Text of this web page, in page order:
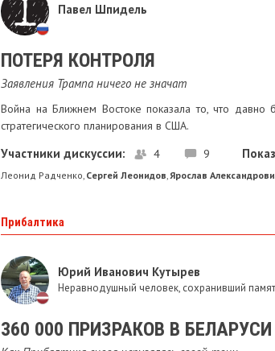
Павел Шпидель
​ПОТЕРЯ КОНТРОЛЯ
Заявления Трампа ничего не значат
Война на Ближнем Востоке показала то, что давно
стратегического планирования в США.
Участники дискуссии: 4 9
Леонид Радченко, Сергей Леонидов,Ярослав
Прибалтика
Юрий Иванович Кутырев
Неравнодушный человек, сохранивший
360 000 ПРИЗРАКОВ В БЕЛАРУСИ